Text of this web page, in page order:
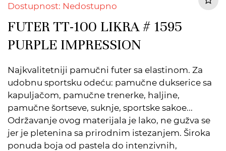
Dostupnost: Nedostupno
FUTER TT-100 LIKRA # 1595
PURPLE IMPRESSION
Najkvalitetniji pamučni futer sa elastinom. Za
udobnu sportsku odeću: pamučne dukserice sa
kapuljačom, pamučne trenerke, haljine,
pamučne šortseve, suknje, sportske sakoe...
Održavanje ovog materijala je lako, ne gužva se
jer je pletenina sa prirodnim istezanjem. Široka
ponuda boja od pastela do intenzivnih,